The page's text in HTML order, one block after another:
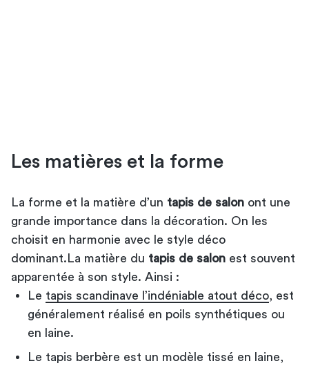
Les matières et la forme
La forme et la matière d’un tapis de salon ont une
grande importance dans la décoration. On les
choisit en harmonie avec le style déco
dominant.La matière du tapis de salon est souvent
apparentée à son style. Ainsi :
Le tapis scandinave l’indéniable atout déco, est
généralement réalisé en poils synthétiques ou
en laine.
Le tapis berbère est un modèle tissé en laine,